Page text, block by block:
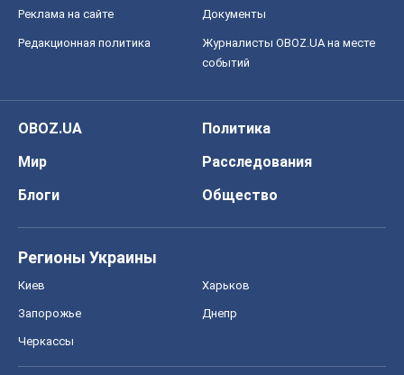
Реклама на сайте Документы
Редакционная политика
Журналисты OBOZ.UA на месте
событий
OBOZ.UA
Политика
Мир
Расследования
Блоги
Общество
Регионы Украины
Киев Харьков
Запорожье Днепр
Черкассы